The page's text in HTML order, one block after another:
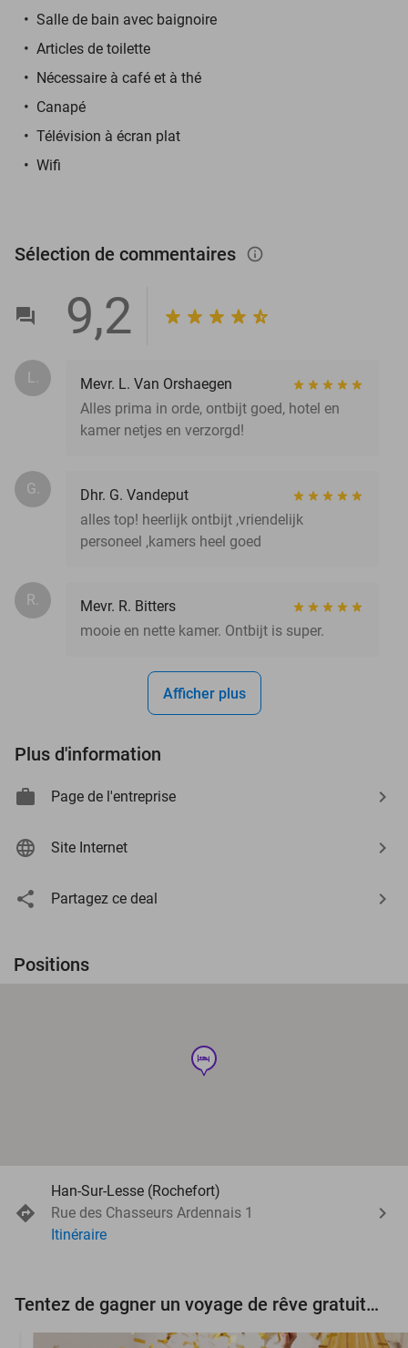
Salle de bain avec baignoire
Articles de toilette
Nécessaire à café et à thé
Canapé
Télévision à écran plat
Wifi
Sélection de commentaires info_outlined
9,2
L.
Mevr. L. Van Orshaegen
Alles prima in orde, ontbijt goed, hotel en
kamer netjes en verzorgd!
G.
Dhr. G. Vandeput
alles top! heerlijk ontbijt ,vriendelijk
personeel ,kamers heel goed
R.
Mevr. R. Bitters
mooie en nette kamer. Ontbijt is super.
Afficher plus
Plus d'information
Page de l'entreprise
Site Internet
Partagez ce deal
Positions
hotel
Han-Sur-Lesse (Rochefort)
Rue des Chasseurs Ardennais 1
Itinéraire
Tentez de gagner un voyage de rêve gratuit d'une valeur de 3.000 € !